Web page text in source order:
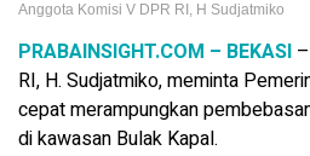
Anggota Komisi V DPR RI, H Sudjatmiko
PRABAINSIGHT.COM – BEKASI
RI, H. Sudjatmiko, meminta
cepat merampungkan
di kawasan Bulak Kapal.